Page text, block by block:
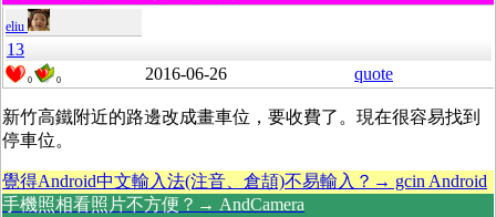
eliu
13
0 0 2016-06-26 quote
新竹高鐵附近的路邊改成畫車位，要收費了。現在很容易找到
停車位。
覺得Android中文輸入法(注音、倉頡)不易輸入？→ gcin Android
手機照相看照片不方便？→ AndCamera